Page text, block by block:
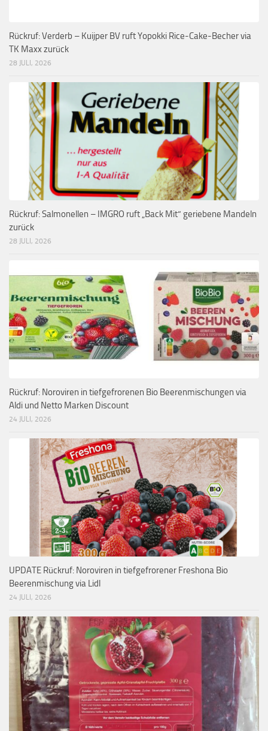
Rückruf: Verderb – Kuijper BV ruft Yopokki Rice-Cake-Becher via
TK Maxx zurück
28 JULI, 2026
Rückruf: Salmonellen – IMGRO ruft „Back Mit“ geriebene Mandeln
zurück
28 JULI, 2026
Rückruf: Noroviren in tiefgefrorenen Bio Beerenmischungen via
Aldi und Netto Marken Discount
24 JULI, 2026
UPDATE Rückruf: Noroviren in tiefgefrorener Freshona Bio
Beerenmischung via Lidl
24 JULI, 2026